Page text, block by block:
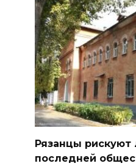
Рязанцы рискуют
последней